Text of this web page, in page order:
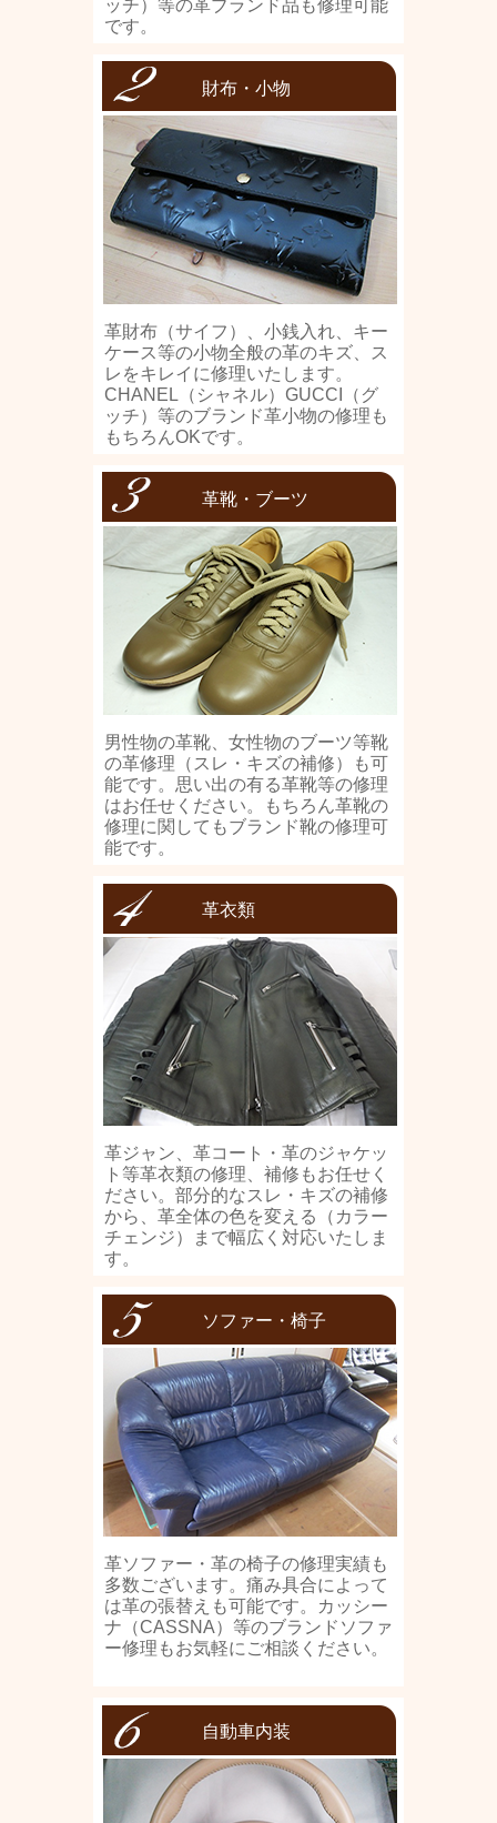
ッチ）等の革ブランド品も修理可能
です。
財布・小物
革財布（サイフ）、小銭入れ、キー
ケース等の小物全般の革のキズ、ス
レをキレイに修理いたします。
CHANEL（シャネル）GUCCI（グ
ッチ）等のブランド革小物の修理も
もちろんOKです。
革靴・ブーツ
男性物の革靴、女性物のブーツ等靴
の革修理（スレ・キズの補修）も可
能です。思い出の有る革靴等の修理
はお任せください。もちろん革靴の
修理に関してもブランド靴の修理可
能です。
革衣類
革ジャン、革コート・革のジャケッ
ト等革衣類の修理、補修もお任せく
ださい。部分的なスレ・キズの補修
から、革全体の色を変える（カラー
チェンジ）まで幅広く対応いたしま
す。
ソファー・椅子
革ソファー・革の椅子の修理実績も
多数ございます。痛み具合によって
は革の張替えも可能です。カッシー
ナ（CASSNA）等のブランドソファ
ー修理もお気軽にご相談ください。
自動車内装